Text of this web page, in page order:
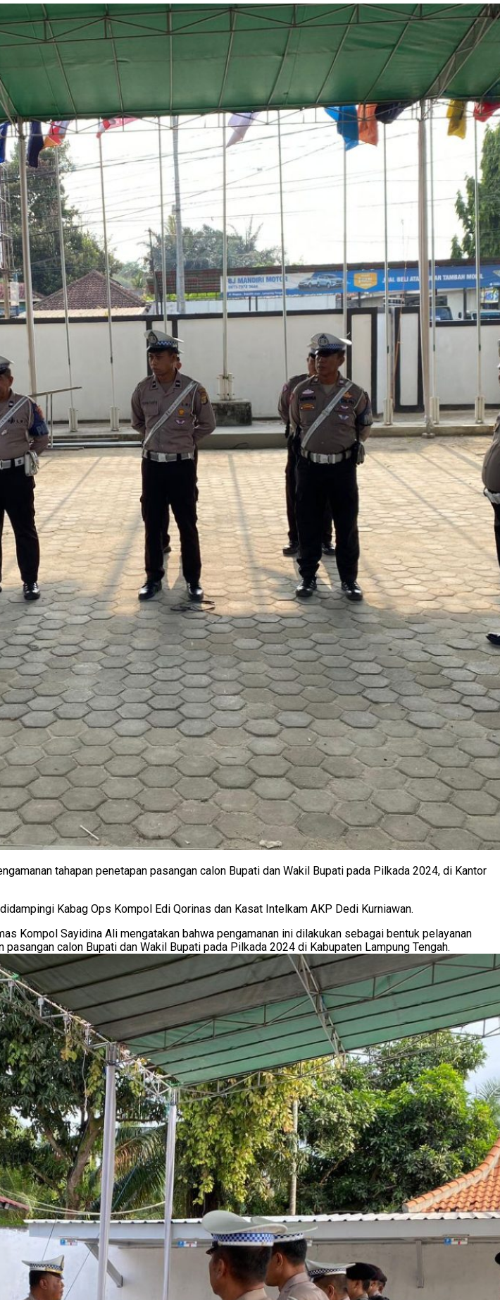
tahapan penetapan pasangan calon Bupati dan Wakil Bupati pada Pilkada 2024, di Kantor
Kabag Ops Kompol Edi Qorinas dan Kasat Intelkam AKP Dedi Kurniawan.
Kompol Sayidina Ali mengatakan bahwa pengamanan ini dilakukan sebagai bentuk pelayanan
calon Bupati dan Wakil Bupati pada Pilkada 2024 di Kabupaten Lampung Tengah.